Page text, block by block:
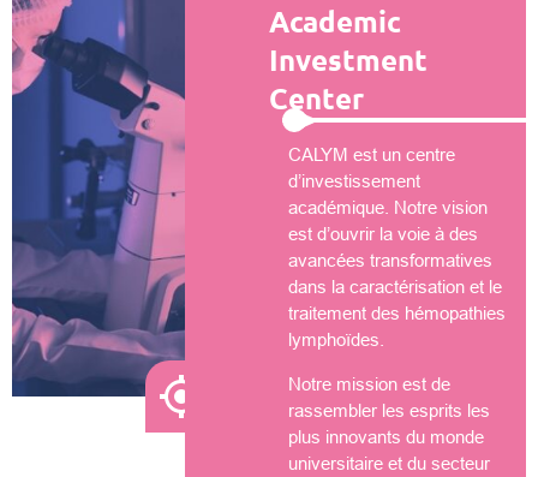
Academic
Investment
Center
CALYM est un centre
d’investissement
académique. Notre vision
est d’ouvrir la voie à des
avancées transformatives
dans la caractérisation et le
traitement des hémopathies
lymphoïdes.
Notre mission est de
rassembler les esprits les
plus innovants du monde
universitaire et du secteur